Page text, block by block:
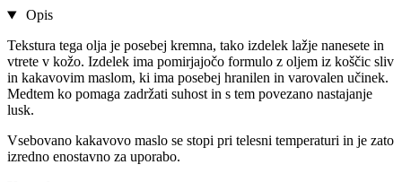
Opis
Tekstura tega olja je posebej kremna, tako izdelek lažje nanesete in
vtrete v kožo. Izdelek ima pomirjajočo formulo z oljem iz koščic sliv
in kakavovim maslom, ki ima posebej hranilen in varovalen učinek.
Medtem ko pomaga zadržati suhost in s tem povezano nastajanje
lusk.
Vsebovano kakavovo maslo se stopi pri telesni temperaturi in je zato
izredno enostavno za uporabo.